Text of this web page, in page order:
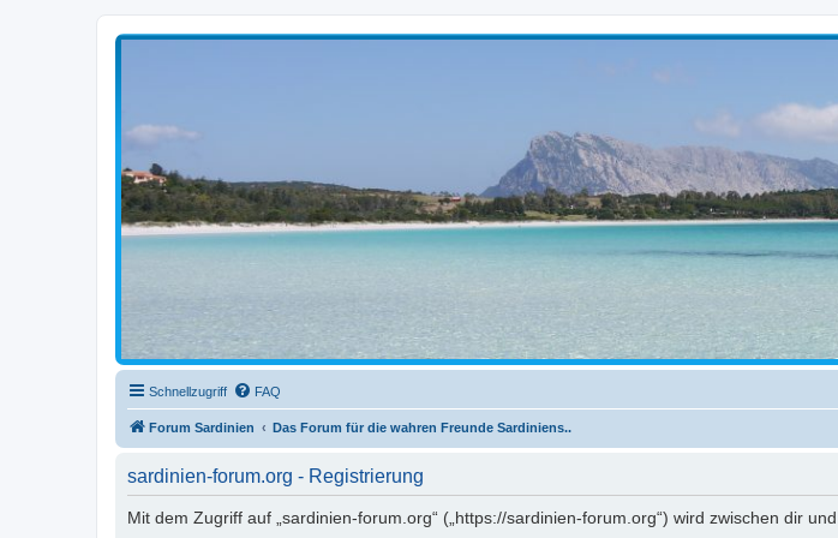
Schnellzugriff FAQ
Forum Sardinien Das Forum für die wahren Freunde Sardiniens..
sardinien-forum.org - Registrierung
Mit dem Zugriff auf „sardinien-forum.org“ („https://sardinien-forum.org“) wird zwischen dir